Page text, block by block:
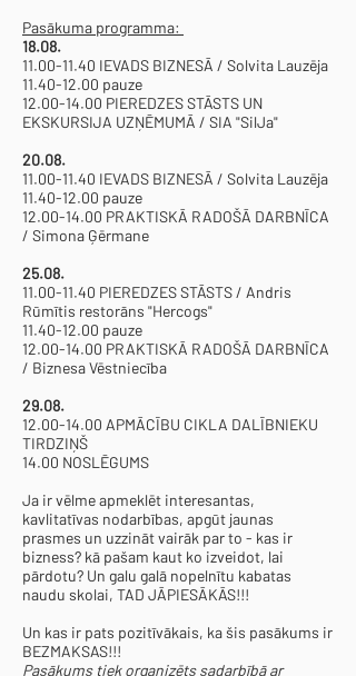
Pasākuma programma:
18.08.
11.00-11.40 IEVADS BIZNESĀ / Solvita Lauzēja
11.40-12.00 pauze
12.00-14.00 PIEREDZES STĀSTS UN
EKSKURSIJA UZŅĒMUMĀ / SIA "SilJa"
20.08.
11.00-11.40 IEVADS BIZNESĀ / Solvita Lauzēja
11.40-12.00 pauze
12.00-14.00 PRAKTISKĀ RADOŠĀ DARBNĪCA
/ Simona Ģērmane
25.08.
11.00-11.40 PIEREDZES STĀSTS / Andris
Rūmītis restorāns "Hercogs"
11.40-12.00 pauze
12.00-14.00 PRAKTISKĀ RADOŠĀ DARBNĪCA
/ Biznesa Vēstniecība
29.08.
12.00-14.00 APMĀCĪBU CIKLA DALĪBNIEKU
TIRDZIŅŠ
14.00 NOSLĒGUMS
Ja ir vēlme apmeklēt interesantas,
kavlitatīvas nodarbības, apgūt jaunas
prasmes un uzzināt vairāk par to - kas ir
bizness? kā pašam kaut ko izveidot, lai
pārdotu? Un galu galā nopelnītu kabatas
naudu skolai, TAD JĀPIESĀKĀS!!!
Un kas ir pats pozitīvākais, ka šis pasākums ir
BEZMAKSAS!!!
Pasākums tiek organizēts sadarbībā ar